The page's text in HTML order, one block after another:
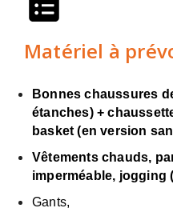
Matériel à
Bonnes chaussures
étanches) +
basket (en version
Vêtementschauds,
imperméable, jogging
Gants,